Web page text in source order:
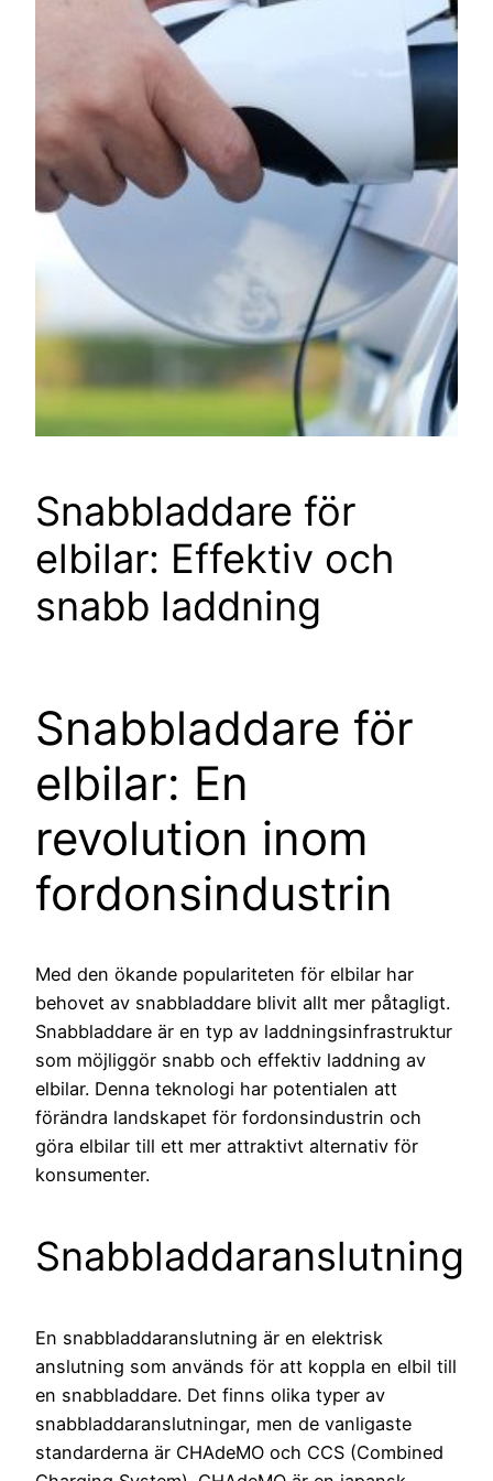
Snabbladdare för
elbilar: Effektiv och
snabb laddning
Snabbladdare för
elbilar: En
revolution inom
fordonsindustrin
Med den ökande populariteten för elbilar har
behovet av snabbladdare blivit allt mer påtagligt.
Snabbladdare är en typ av laddningsinfrastruktur
som möjliggör snabb och effektiv laddning av
elbilar. Denna teknologi har potentialen att
förändra landskapet för fordonsindustrin och
göra elbilar till ett mer attraktivt alternativ för
konsumenter.
Snabbladdaranslutning
En snabbladdaranslutning är en elektrisk
anslutning som används för att koppla en elbil till
en snabbladdare. Det finns olika typer av
snabbladdaranslutningar, men de vanligaste
standarderna är CHAdeMO och CCS (Combined